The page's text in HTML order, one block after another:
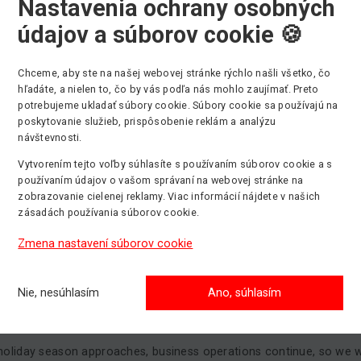
prijímame do17.12.2024 do 12:00 hod.
prenájmov
Vás, aby ste ukončenie prenájmov oznamovalie-mailom.
allow us to wish you a pleasant and peaceful Christmas
happiness.
season approaches, business operations continue, so we
Nastavenia ochrany osobných
údajov a súborov cookie 🍪
Chceme, aby ste na našej webovej stránke rýchlo našli všetko, čo
hľadáte, a nielen to, čo by vás podľa nás mohlo zaujímať. Preto
potrebujeme ukladať súbory cookie. Súbory cookie sa používajú na
poskytovanie služieb, prispôsobenie reklám a analýzu
návštevnosti.
Vytvorením tejto voľby súhlasíte s používaním súborov cookie a s
používaním údajov o vašom správaní na webovej stránke na
zobrazovanie cielenej reklamy. Viac informácií nájdete v našich
zásadách používania súborov cookie.
Zmena nastavení súborov cookie
Nie, nesúhlasím Ano, súhlasím